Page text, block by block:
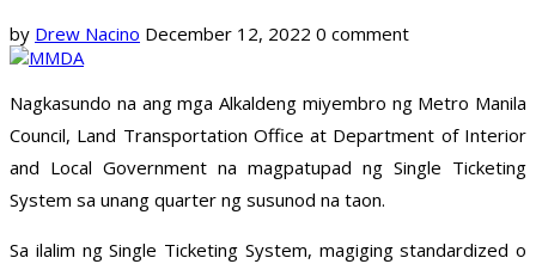
by Drew Nacino December 12, 2022 0 comment
Nagkasundo na ang mga Alkaldeng miyembro ng Metro Manila
Council, Land Transportation Office at Department of Interior
and Local Government na magpatupad ng Single Ticketing
System sa unang quarter ng susunod na taon.
Sa ilalim ng Single Ticketing System, magiging standardized o